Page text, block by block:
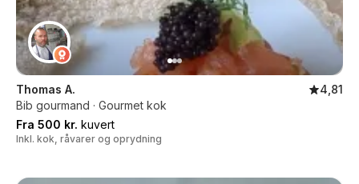
Thomas A.
4,81
Bib gourmand · Gourmet kok
Fra 500 kr. kuvert
Inkl. kok, råvarer og oprydning